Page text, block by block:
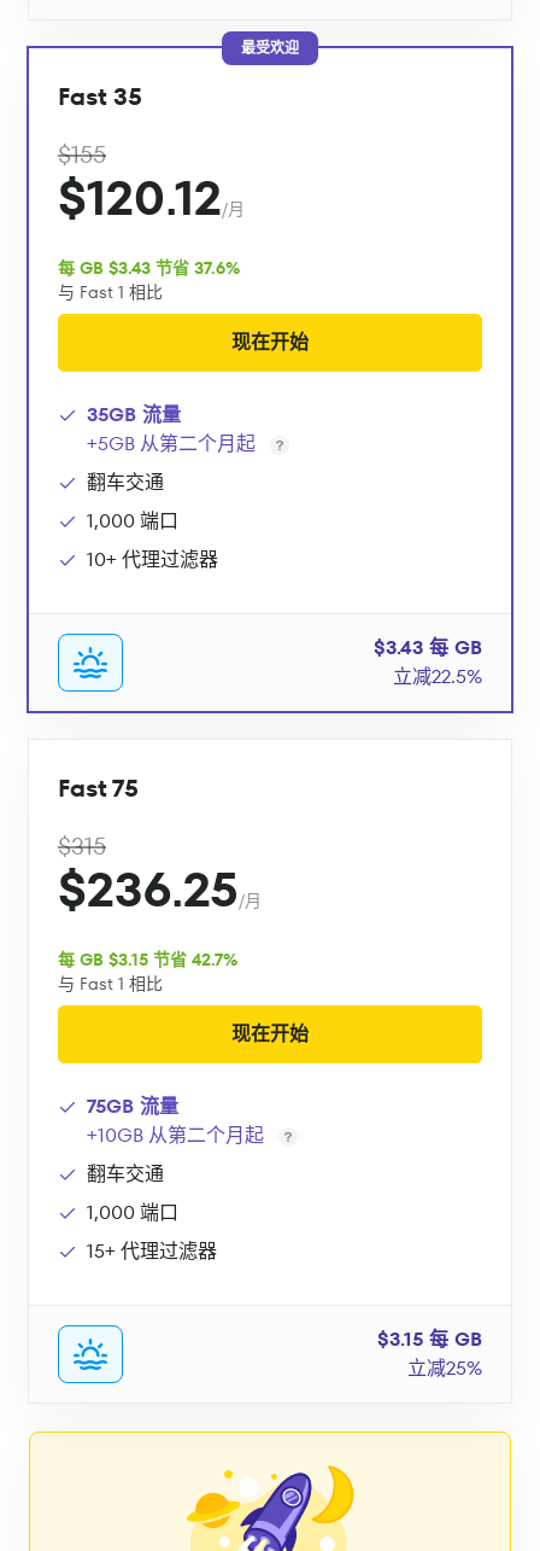
最受欢迎
Fast 35
$155
$120.12/月
每 GB $3.43 节省 37.6%
与 Fast 1 相比
现在开始
35GB 流量
+5GB 从第二个月起
翻车交通
1,000 端口
10+ 代理过滤器
$3.43 每 GB
立减22.5%
Fast 75
$315
$236.25/月
每 GB $3.15 节省 42.7%
与 Fast 1 相比
现在开始
75GB 流量
+10GB 从第二个月起
翻车交通
1,000 端口
15+ 代理过滤器
$3.15 每 GB
立减25%